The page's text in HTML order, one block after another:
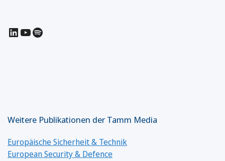
LinkedIn
YouTube
Spotify
Weitere Publikationen der Tamm Media
Europäische Sicherheit & Technik
European Security & Defence